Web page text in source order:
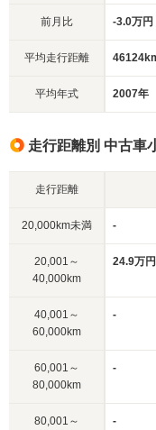
前月比 -3.0万円
平均走行距離
平均年式 2007年
走行距離別 中古車
走行距離
20,000km未満 -
20,001～
40,000km
24.9万円
40,001～
60,000km
-
60,001～
80,000km
-
80,001～
-